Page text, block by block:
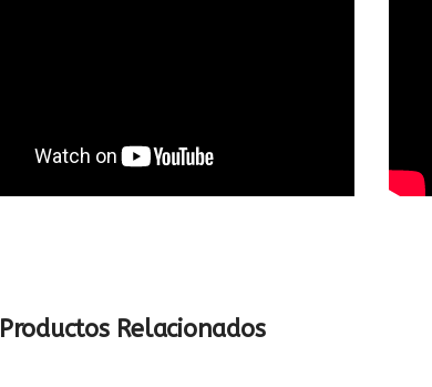
Productos Relacionados